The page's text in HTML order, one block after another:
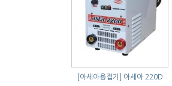
[아세아용접기] 아세아 220D